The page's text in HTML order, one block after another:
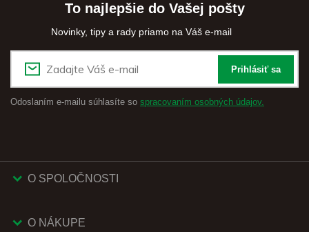
To najlepšie do Vašej pošty
Novinky, tipy a rady priamo na Váš e-mail
Prihlásiť sa
Odoslaním e-mailu súhlasíte so spracovaním osobných údajov.
O SPOLOČNOSTI
O NÁKUPE